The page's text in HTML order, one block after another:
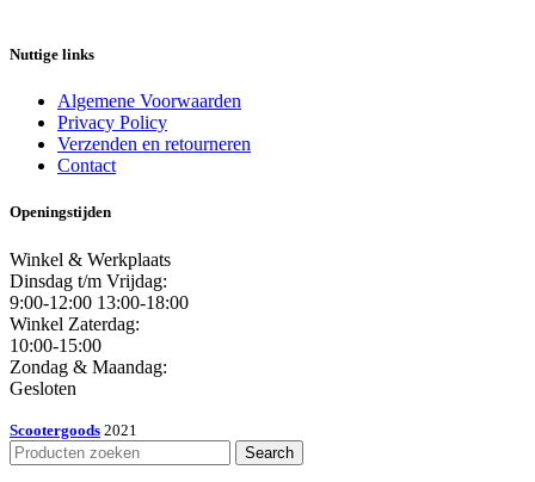
Nuttige links
Algemene Voorwaarden
Privacy Policy
Verzenden en retourneren
Contact
Openingstijden
Winkel & Werkplaats
Dinsdag t/m Vrijdag:
9:00-12:00 13:00-18:00
Winkel Zaterdag:
10:00-15:00
Zondag & Maandag:
Gesloten
Scootergoods 2021
Search